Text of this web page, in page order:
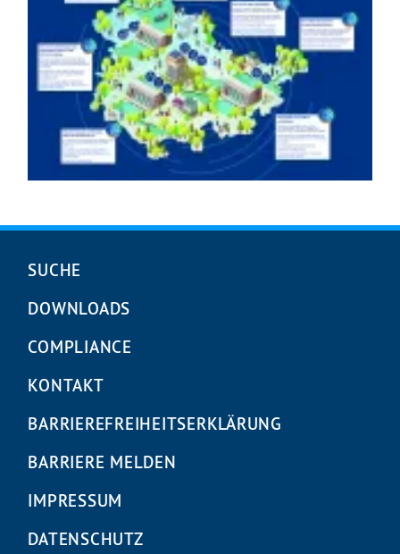
Navigation
SUCHE
DOWNLOADS
COMPLIANCE
KONTAKT
BARRIEREFREIHEITS­ERKLÄRUNG
BARRIERE MELDEN
IMPRESSUM
DATENSCHUTZ